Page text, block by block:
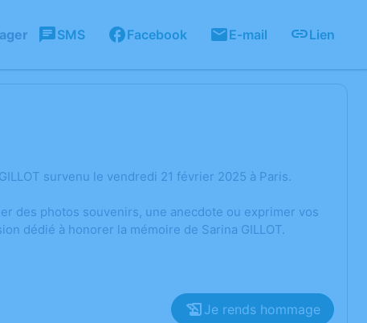
SMS Facebook E-mail Lien
survenu le vendredi 21 février 2025 à Paris.
des photos souvenirs, une anecdote ou exprimer vos
dédié à honorer la mémoire de Sarina GILLOT.
Je rends hommage